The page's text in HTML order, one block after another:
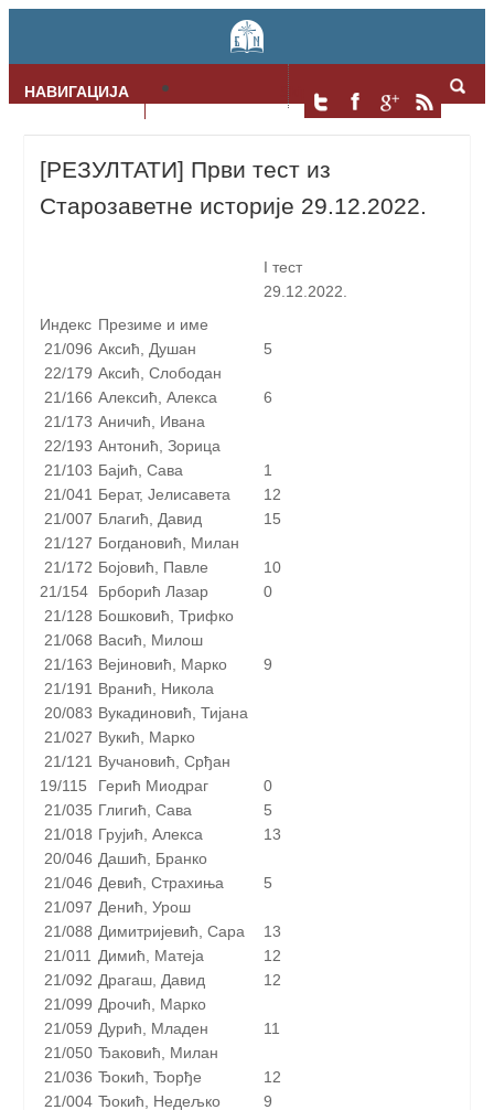
НАВИГАЦИЈА Skip to content
[РЕЗУЛТАТИ] Први тест из
Старозаветне историје 29.12.2022.
I тест
29.12.2022.
Индекс Презиме и име
21/096 Аксић, Душан
5
22/179 Аксић, Слободан
21/166 Алексић, Алекса
6
21/173 Аничић, Ивана
22/193 Антонић, Зорица
21/103 Бајић, Сава
1
21/041 Берат, Јелисавета
12
21/007 Благић, Давид
15
21/127 Богдановић, Милан
21/172 Бојовић, Павле
10
21/154
Брборић Лазар
0
21/128 Бошковић, Трифко
21/068 Васић, Милош
21/163 Вејиновић, Марко
9
21/191 Вранић, Никола
20/083 Вукадиновић, Тијана
21/027 Вукић, Марко
21/121 Вучановић, Срђан
19/115
Герић Миодраг
0
21/035 Глигић, Сава
5
21/018 Грујић, Алекса
13
20/046 Дашић, Бранко
21/046 Девић, Страхиња
5
21/097 Денић, Урош
21/088 Димитријевић, Сара
13
21/011
Димић, Матеја
12
21/092 Драгаш, Давид
12
21/099 Дрочић, Марко
21/059 Дурић, Младен
11
21/050 Ђаковић, Милан
21/036 Ђокић, Ђорђе
12
21/004 Ђокић, Недељко
9